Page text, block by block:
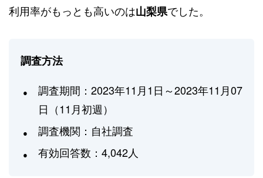
利用率がもっとも高いのは山梨県でした。
調査方法
調査期間：2023年11月1日～2023年11月07
日（11月初週）
調査機関：自社調査
有効回答数：4,042人